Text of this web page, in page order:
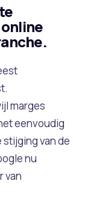
marges
eenvoudig
van de
nu
van